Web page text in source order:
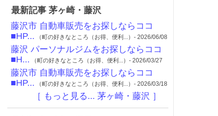
最新記事 茅ヶ崎・藤沢
藤沢市 自動車販売をお探しならココ
■HP... （町の好きなところ（お得、便利...）- 2026/06/08
藤沢 パーソナルジムをお探しならココ
■H... （町の好きなところ（お得、便利...）- 2026/03/27
藤沢市 自動車販売をお探しならココ
■HP... （町の好きなところ（お得、便利...）- 2026/03/18
［ もっと見る... 茅ヶ崎・藤沢 ］